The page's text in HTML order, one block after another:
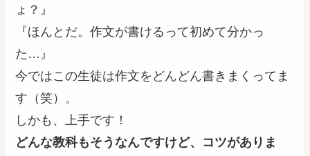
ょ？』
『ほんとだ。作文が書けるって初めて分かっ
た…』
今ではこの生徒は作文をどんどん書きまくってま
す（笑）。
しかも、上手です！
どんな教科もそうなんですけど、コツがありま